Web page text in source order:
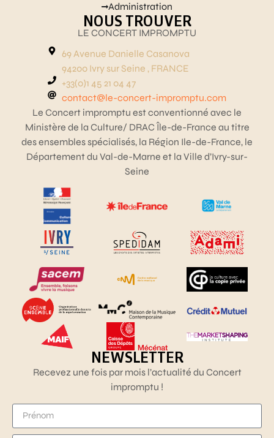
Administration
NOUS TROUVER
LE CONCERT IMPROMPTU
69 Avenue Danielle Casanova
94200 Ivry sur Seine , FRANCE
+33(0)1 45 21 04 47
contact@le-concert-impromptu.com
Le Concert impromptu est conventionné avec le
Ministère de la Culture/ DRAC Île-de-France au titre
des ensembles spécialisés, la Région Ile-de-France, le
Département du Val-de-Marne et la Ville d’Ivry-sur-
Seine
NEWSLETTER
Recevez une fois par mois l’actualité du Concert
impromptu !